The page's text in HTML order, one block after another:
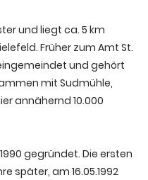
und liegt ca. 5 km
Früher zum Amt St.
und gehört
mit Sudmühle,
annähernd 10.000
gegründet. Die ersten
später, am 16.05.1992